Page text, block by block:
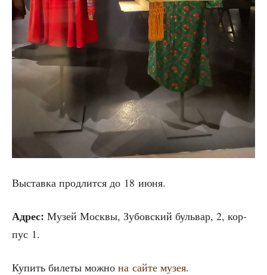
Выстав­ка про­длит­ся до 18 июня.
Адрес: Музей Моск­вы, Зубов­ский буль­вар, 2, кор­
пус 1.
Купить биле­ты мож­но на сай­те музея.